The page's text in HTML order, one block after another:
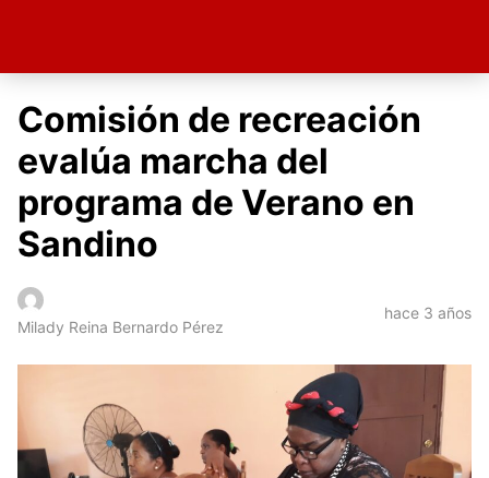
Comisión de recreación
evalúa marcha del
programa de Verano en
Sandino
Milady Reina Bernardo Pérez
hace 3 años